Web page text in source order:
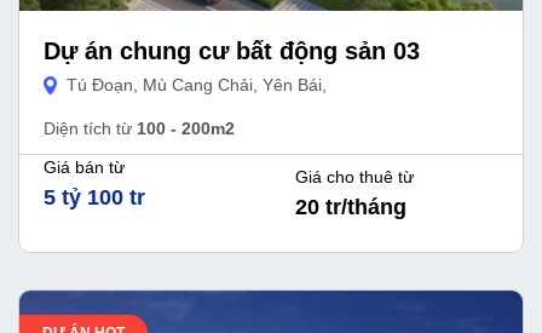
Dự án chung cư bất động sản 03
Tú Đoạn, Mù Cang Chải, Yên Bái,
Diện tích từ 100 - 200m2
Giá bán từ
5 tỷ 100 tr
Giá cho thuê từ
20 tr/tháng